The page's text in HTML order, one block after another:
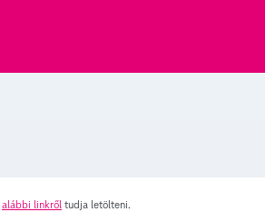
alábbi linkről tudja letölteni.